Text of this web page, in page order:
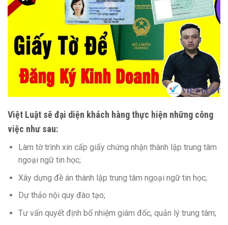
Việt Luật sẽ đại diện khách hàng thực hiện những công
việc như sau:
Làm tờ trình xin cấp giấy chứng nhận thành lập trung tâm
ngoại ngữ tin học;
Xây dựng đề án thành lập trung tâm ngoại ngữ tin học;
Dự thảo nội quy đào tạo;
Tư vấn quyết định bổ nhiệm giám đốc, quản lý trung tâm;